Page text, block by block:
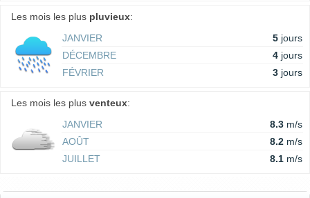
Les mois les plus pluvieux:
JANVIER
5 jours
DÉCEMBRE
4 jours
FÉVRIER
3 jours
Les mois les plus venteux:
JANVIER
8.3 m/s
AOÛT
8.2 m/s
JUILLET
8.1 m/s